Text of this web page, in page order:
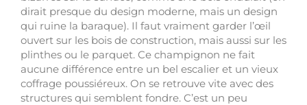
dirait presque du design moderne, mais un design
qui ruine la baraque). Il faut vraiment garder l’œil
ouvert sur les bois de construction, mais aussi sur les
plinthes ou le parquet. Ce champignon ne fait
aucune différence entre un bel escalier et un vieux
coffrage poussiéreux. On se retrouve vite avec des
structures qui semblent fondre. C’est un peu